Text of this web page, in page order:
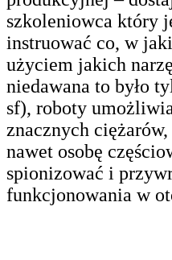
szkoleniowca który
instruować co, w
użyciem jakich
niedawana to było
sf), roboty
znacznych
nawet osobę
spionizować i
funkcjonowania w